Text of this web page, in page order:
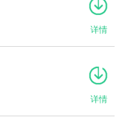
详情
详情